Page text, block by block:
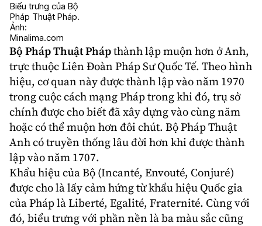
Biểu trưng của Bộ
Pháp Thuật Pháp.
Ảnh:
Minalima.com
Bộ Pháp Thuật Phápthành lập muộn hơn ở Anh,
trực thuộc Liên Đoàn Pháp Sư Quốc Tế. Theo hình
hiệu, cơ quan này được thành lập vào năm 1970
trong cuộc cách mạng Pháp trong khi đó, trụ sở
chính được cho biết đã xây dựng vào cùng năm
hoặc có thể muộn hơn đôi chút. Bộ Pháp Thuật
Anh có truyền thống lâu đời hơn khi được thành
lập vào năm 1707.
Khẩu hiệu của Bộ (Incanté, Envouté, Conjuré)
được cho là lấy cảm hứng từ khẩu hiệu Quốc gia
của Pháp là Liberté, Egalité, Fraternité. Cùng với
đó, biểu trưng với phần nền là ba màu sắc cũng